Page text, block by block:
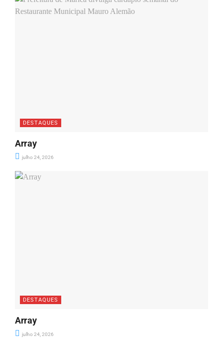
DESTAQUES
Array
julho 24, 2026
DESTAQUES
Array
julho 24, 2026